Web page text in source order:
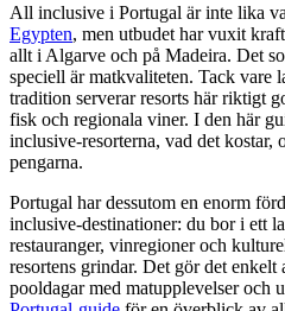
All inclusive i Portugal är inte lika
Egypten, men utbudet har vuxit
allt i Algarve och på Madeira. Det
speciell är matkvaliteten. Tack vare
tradition serverar resorts här riktigt
fisk och regionala viner. I den här
inclusive-resorterna, vad det kostar,
pengarna.
Portugal har dessutom en enorm
inclusive-destinationer: du bor i ett
restauranger, vinregioner och
resortens grindar. Det gör det enkelt
pooldagar med matupplevelser och